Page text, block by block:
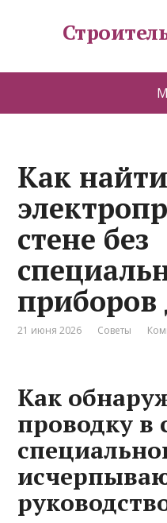
Как
стене без
приборов
21 июня 2026 Советы
Как
проводку в